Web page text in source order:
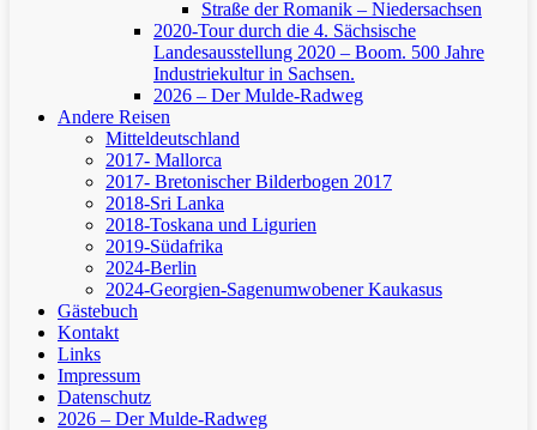
Straße der Romanik – Niedersachsen
2020-Tour durch die 4. Sächsische
Landesausstellung 2020 – Boom. 500 Jahre
Industriekultur in Sachsen.
2026 – Der Mulde-Radweg
Andere Reisen
Mitteldeutschland
2017- Mallorca
2017- Bretonischer Bilderbogen 2017
2018-Sri Lanka
2018-Toskana und Ligurien
2019-Südafrika
2024-Berlin
2024-Georgien-Sagenumwobener Kaukasus
Gästebuch
Kontakt
Links
Impressum
Datenschutz
2026 – Der Mulde-Radweg